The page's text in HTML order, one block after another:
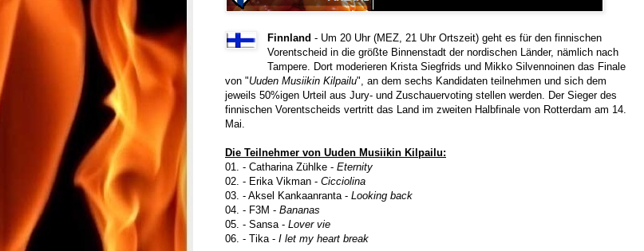
Finnland- Um 20 Uhr (MEZ, 21 Uhr Ortszeit) geht es für den finnischen
Vorentscheid in die größte Binnenstadt der nordischen Länder, nämlich nach
Tampere. Dort moderieren Krista Siegfrids und Mikko Silvennoinen das Finale
von "Uuden Musiikin Kilpailu", an dem sechs Kandidaten teilnehmen und sich dem
jeweils 50%igen Urteil aus Jury- und Zuschauervoting stellen werden. Der Sieger des
finnischen Vorentscheids vertritt das Land im zweiten Halbfinale von Rotterdam am 14.
Mai.
Die Teilnehmer von Uuden Musiikin Kilpailu:
01. - Catharina Zühlke - Eternity
02. - Erika Vikman - Cicciolina
03. - Aksel Kankaanranta - Looking back
04. - F3M - Bananas
05. - Sansa - Lover vie
06. - Tika - I let my heart break